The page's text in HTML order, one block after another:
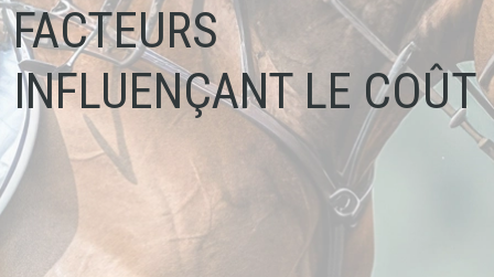
FACTEURS
INFLUENÇANT LE COÛT